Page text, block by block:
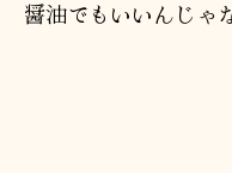
醤油でもいいんじゃ